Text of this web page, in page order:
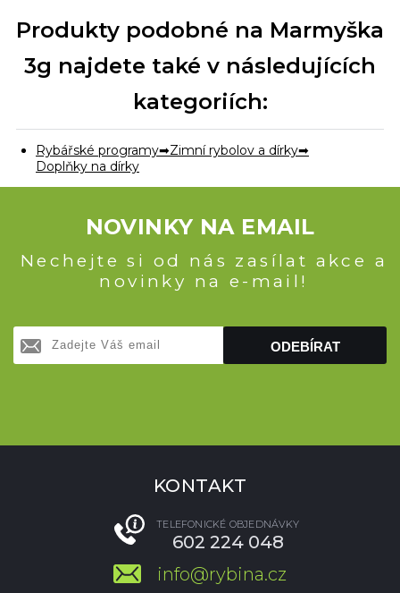
Produkty podobné na Marmyška
3g najdete také v následujících
kategoriích:
Rybářské programy
Zimní rybolov a dírky
Doplňky na dírky
NOVINKY NA EMAIL
Nechejte si od nás zasílat akce a
novinky na e-mail!
ODEBÍRAT
KONTAKT
TELEFONICKÉ OBJEDNÁVKY
602 224 048
info@rybina.cz